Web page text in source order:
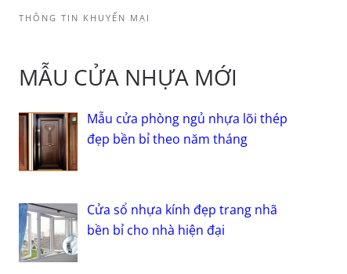
THÔNG TIN KHUYẾN MẠI
MẪU CỬA NHỰA MỚI
Mẫu cửa phòng ngủ nhựa lõi thép
đẹp bền bỉ theo năm tháng
Cửa sổ nhựa kính đẹp trang nhã
bền bỉ cho nhà hiện đại